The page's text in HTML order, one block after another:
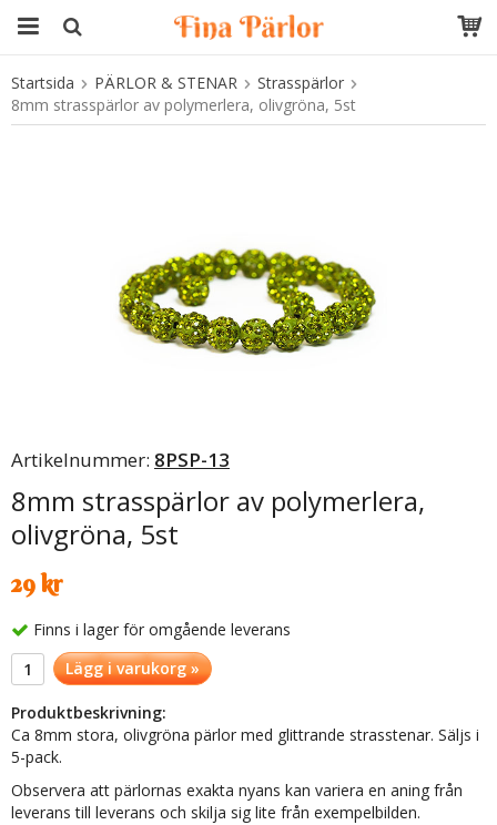
Produkten har blivit tillagd i varukorgen
Startsida PÄRLOR & STENAR
Strasspärlor
8mm strasspärlor av polymerlera, olivgröna, 5st
Artikelnummer: 8PSP-13
8mm strasspärlor av polymerlera,
olivgröna, 5st
29 kr
Finns i lager för omgående leverans
Lägg i varukorg »
Produktbeskrivning:
Ca 8mm stora, olivgröna pärlor med glittrande strasstenar. Säljs i
5-pack.
Observera att pärlornas exakta nyans kan variera en aning från
leverans till leverans och skilja sig lite från exempelbilden.